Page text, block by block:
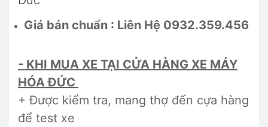
Giá bán chuẩn : Liên Hệ 0932.359.456
- KHI MUA XE TẠI CỬA HÀNG XE MÁY
HÓA ĐỨC
+ Được kiểm tra, mang thợ đến cựa hàng
để test xe